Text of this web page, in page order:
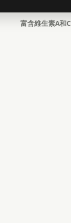
富含維生素A和C